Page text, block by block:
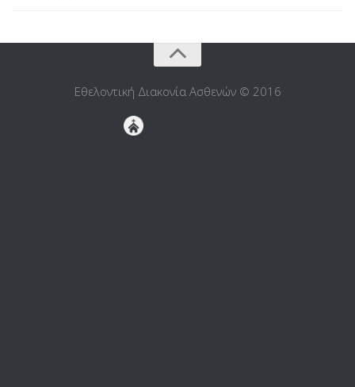
Εθελοντική Διακονία Ασθενών © 2016